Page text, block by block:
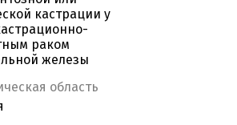
кастрации у
раком
железы
область